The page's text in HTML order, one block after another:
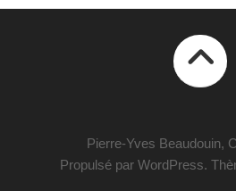
Pierre-Yves Beaudouin,
Propulsé par WordPress.